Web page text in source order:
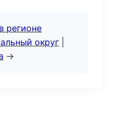
регионе
округ
→